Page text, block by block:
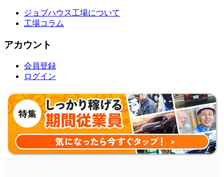
ジョブハウス工場について
工場コラム
アカウント
会員登録
ログイン